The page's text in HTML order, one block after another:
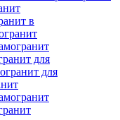
в
для
для